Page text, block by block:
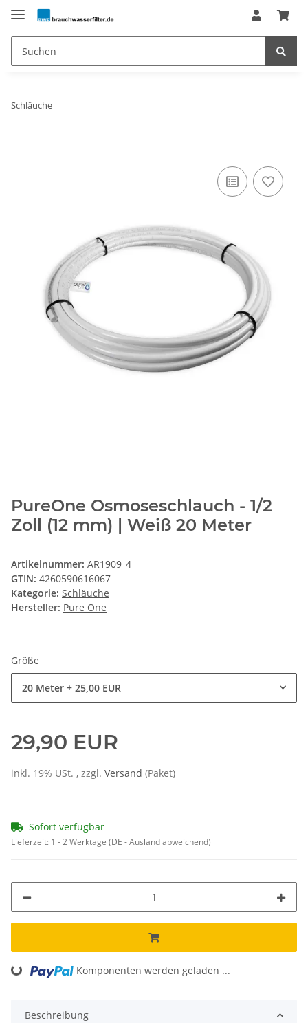
Schläuche
PureOne Osmoseschlauch - 1/2
Zoll (12 mm) | Weiß 20 Meter
Artikelnummer: AR1909_4
GTIN: 4260590616067
Kategorie: Schläuche
Hersteller: Pure One
Größe
20 Meter + 25,00 EUR
29,90 EUR
inkl. 19% USt. , zzgl. Versand (Paket)
Sofort verfügbar
Lieferzeit: 1 - 2 Werktage (DE - Ausland abweichend)
Loading... Komponenten werden geladen ...
Beschreibung